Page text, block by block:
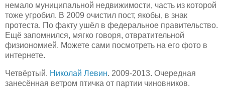
немало муниципальной недвижимости, часть из которой
тоже угробил. В 2009 очистил пост, якобы, в знак
протеста. По факту ушёл в федеральное правительство.
Ещё запомнился, мягко говоря, отвратительной
физиономией. Можете сами посмотреть на его фото в
интернете.
Четвёртый. Николай Левин. 2009-2013. Очередная
занесённая ветром птичка от партии чиновников.